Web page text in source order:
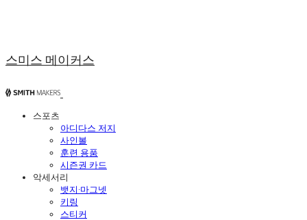
스미스 메이커스
스포츠
아디다스 저지
사인볼
훈련 용품
시즌권 카드
악세서리
뱃지·마그넷
키링
스티커